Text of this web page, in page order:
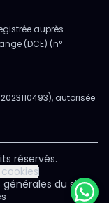
auprès
(DCE) (n°
autorisée
réservés.
du site